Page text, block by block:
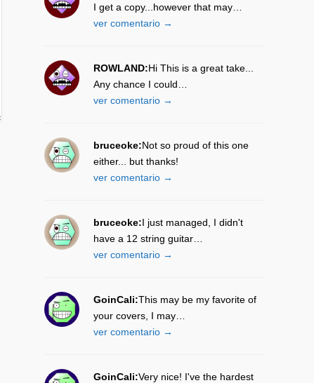
I get a copy...however that may…
ver comentario →
ROWLAND:Hi This is a great take...
Any chance I could…
ver comentario →
bruceoke:Not so proud of this one
either... but thanks!
ver comentario →
bruceoke:I just managed, I didn't
have a 12 string guitar…
ver comentario →
GoinCali:This may be my favorite of
your covers, I may…
ver comentario →
GoinCali:Very nice! I've the hardest